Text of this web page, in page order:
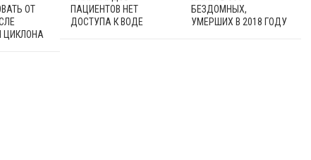
ОТ
ЦИКЛОНА
ПАЦИЕНТОВ НЕТ
ДОСТУПА К ВОДЕ
БЕЗДОМНЫХ,
УМЕРШИХ В 2018 ГОДУ